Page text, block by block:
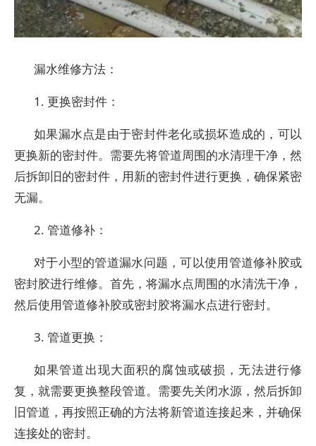
漏水维修方法：
1. 更换密封件：
如果漏水点是由于密封件老化或损坏造成的，可以
更换新的密封件。需要先将管道周围的水清理干净，然
后拆卸旧的密封件，用新的密封件进行更换，确保紧密
无漏。
2. 管道修补：
对于小型的管道漏水问题，可以使用管道修补胶或
密封胶进行维修。首先，将漏水点周围的水清洗干净，
然后使用管道修补胶或密封胶将漏水点进行密封。
3. 管道更换：
如果管道出现大面积的腐蚀或破损，无法进行修
复，就需要更换整段管道。需要先关闭水源，然后拆卸
旧管道，再按照正确的方法将新管道连接起来，并确保
连接处的密封。